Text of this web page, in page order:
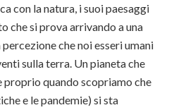
con la natura, i suoi paesaggi
che si prova arrivando a una
che noi esseri umani
sulla terra. Un pianeta che
quando scopriamo che
e le pandemie) si sta